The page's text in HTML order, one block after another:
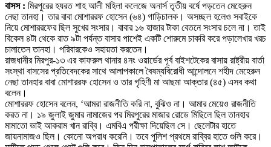
বাসস : মিরপুরের হযরত শাহ আলী মহিলা কলেজে অনার্স তৃতীয় বর্ষে পড়তেন মেহেরুন
নেছা তানহা। তার বাবা মোশাররফ হোসেন (৬৪) গাড়িচালক। অসচ্ছল হলেও সবাইকে
নিয়ে মোশাররফের ছিল সুখের সংসার। বাবার ১৬ হাজার টাকা বেতনে সংসার চলে না। তাই
বিকেল ৪টা থেকে রাত ৯টা পর্যন্ত বাসার পাশেই একটি শোরুমে চাকরি করে পড়ালেখার খরচ
চালাতেন তানহা। পরিবারকেও সহায়তা করতেন।
রাজধানীর মিরপুর-১৩ এর কাফরুল থানার ৪নং ওয়ার্ডের পূর্ব বাইশটেকের বাসায় রাষ্ট্রীয় বার্তা
সংস্থা বাসসের প্রতিবেদকের সাথে আলাপকালে বৈষম্যবিরোধী আন্দোলনে শহীদ মেহেরুন
নেছা তানহার বাবা মোশাররফ হোসেন ও তার গৃহিণী মা আছমা আক্তার (৪৫) এসব কথা
বলেন।
মোশাররফ হোসেন বলেন, ‘আমরা রাজনীতি করি না, বুঝিও না। আমার মেয়েও রাজনীতি
করত না। ১৯ জুলাই জুমার নামাজের পর মিরপুরের মাজার রোডে মিছিলে ছিল তানহার
মামাতো ভাই আকরাম খান রাব্বি। এমবিএ পরীক্ষা দিয়েছিল সে। ছেলেটার হাতে
জায়নামাজও ছিল। কোনো অপরাধ করেনি। তবে পুলিশ প্রথমে রাব্বির হাতে গুলি করে।